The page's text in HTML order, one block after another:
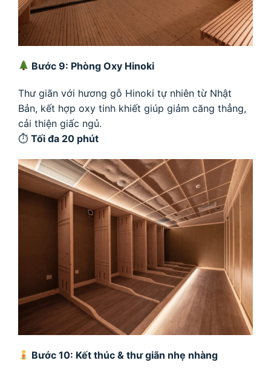
Bước 9: Phòng Oxy Hinoki
Thư giãn với hương gỗ Hinoki tự nhiên từ Nhật
Bản, kết hợp oxy tinh khiết giúp giảm căng thẳng,
cải thiện giấc ngủ.
⏱ Tối đa 20 phút
Bước 10: Kết thúc & thư giãn nhẹ nhàng